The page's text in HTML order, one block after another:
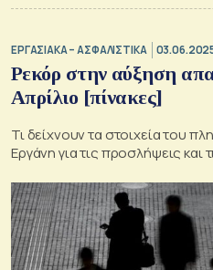
ΕΡΓΑΣΙΑΚΑ – ΑΣΦΑΛΙΣΤΙΚΑ
Ρεκόρ στην αύξηση
Απρίλιο [πίνακες]
Τι δείχνουν τα στοιχεία του
Εργάνη για τις προσλήψεις και